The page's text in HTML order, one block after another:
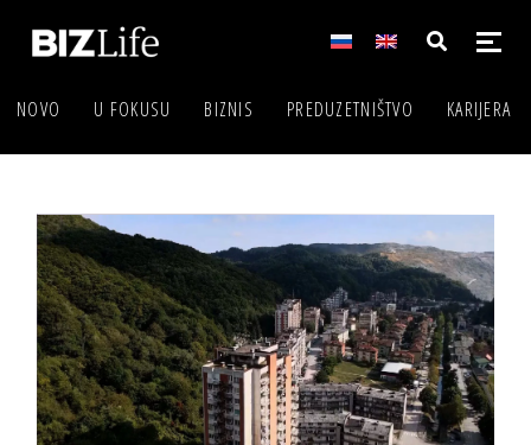
NOVO U FOKUSU BIZNIS PREDUZETNIŠTVO KARIJERA